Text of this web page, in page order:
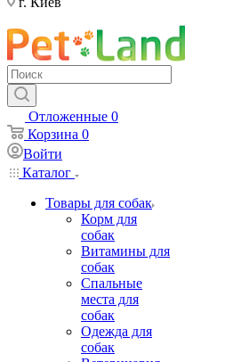
Отложенные 0
Корзина 0
Войти
Каталог
Товары для собак
Корм для
собак
Витамины для
собак
Спальные
места для
собак
Одежда для
собак